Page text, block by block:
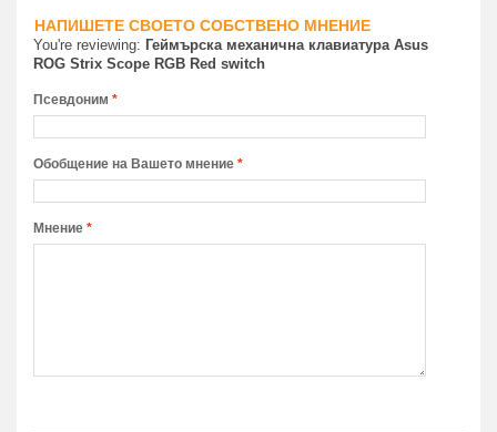
НАПИШЕТЕ СВОЕТО СОБСТВЕНО МНЕНИЕ
You're reviewing: Геймърска механична клавиатура Asus
ROG Strix Scope RGB Red switch
*
Псевдоним
*
Обобщение на Вашето мнение
*
Мнение